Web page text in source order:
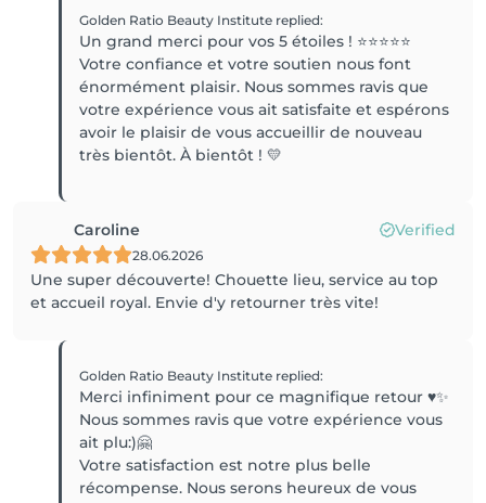
Golden Ratio Beauty Institute replied:
Un grand merci pour vos 5 étoiles ! ⭐⭐⭐⭐⭐
Votre confiance et votre soutien nous font
énormément plaisir. Nous sommes ravis que
votre expérience vous ait satisfaite et espérons
avoir le plaisir de vous accueillir de nouveau
très bientôt. À bientôt ! 💛
Caroline Verified
28.06.2026
Une super découverte! Chouette lieu, service au top
et accueil royal. Envie d'y retourner très vite!
Golden Ratio Beauty Institute replied:
Merci infiniment pour ce magnifique retour ♥️✨
Nous sommes ravis que votre expérience vous
ait plu:)🤗
Votre satisfaction est notre plus belle
récompense. Nous serons heureux de vous